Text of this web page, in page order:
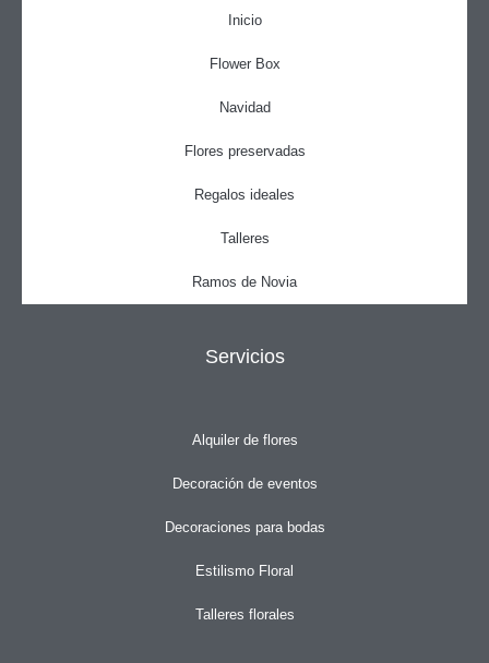
Inicio
Flower Box
Navidad
Flores preservadas
Regalos ideales
Talleres
Ramos de Novia
Servicios
Alquiler de flores
Decoración de eventos
Decoraciones para bodas
Estilismo Floral
Talleres florales